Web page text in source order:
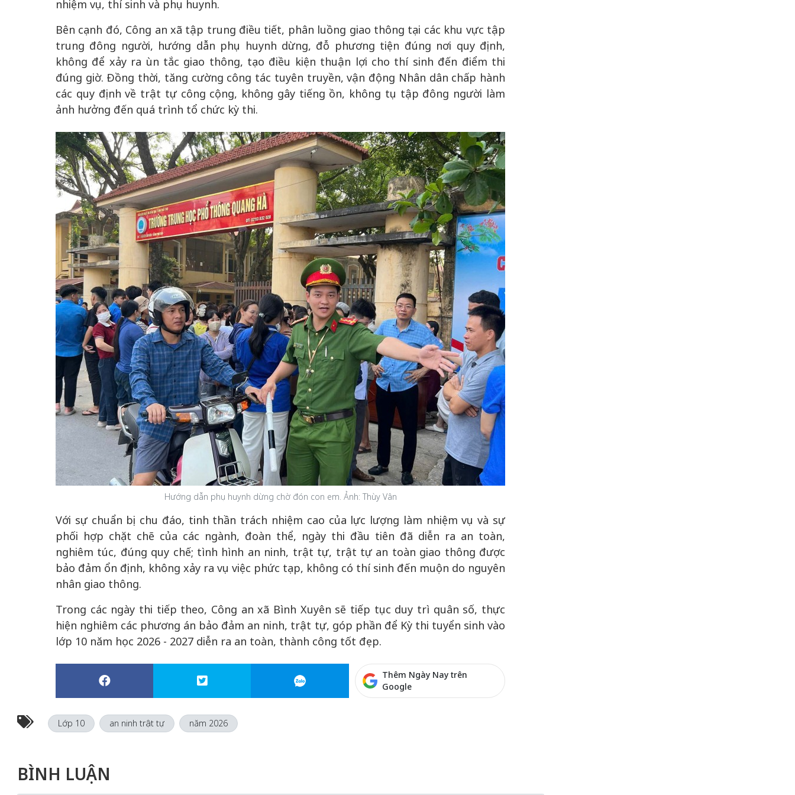
nhiệm vụ, thí sinh và phụ huynh.
Bên cạnh đó, Công an xã tập trung điều tiết, phân luồng giao thông tại các khu vực tập
trung đông người, hướng dẫn phụ huynh dừng, đỗ phương tiện đúng nơi quy định,
không để xảy ra ùn tắc giao thông, tạo điều kiện thuận lợi cho thí sinh đến điểm thi
đúng giờ. Đồng thời, tăng cường công tác tuyên truyền, vận động Nhân dân chấp hành
các quy định về trật tự công cộng, không gây tiếng ồn, không tụ tập đông người làm
ảnh hưởng đến quá trình tổ chức kỳ thi.
Hướng dẫn phụ huynh dừng chờ đón con em. Ảnh: Thùy Vân
Với sự chuẩn bị chu đáo, tinh thần trách nhiệm cao của lực lượng làm nhiệm vụ và sự
phối hợp chặt chẽ của các ngành, đoàn thể, ngày thi đầu tiên đã diễn ra an toàn,
nghiêm túc, đúng quy chế; tình hình an ninh, trật tự, trật tự an toàn giao thông được
bảo đảm ổn định, không xảy ra vụ việc phức tạp, không có thí sinh đến muộn do nguyên
nhân giao thông.
Trong các ngày thi tiếp theo, Công an xã Bình Xuyên sẽ tiếp tục duy trì quân số, thực
hiện nghiêm các phương án bảo đảm an ninh, trật tự, góp phần để Kỳ thi tuyển sinh vào
lớp 10 năm học 2026 - 2027 diễn ra an toàn, thành công tốt đẹp.
Thêm Ngày Nay trên
Google
Lớp 10 an ninh trật tự năm 2026
BÌNH LUẬN